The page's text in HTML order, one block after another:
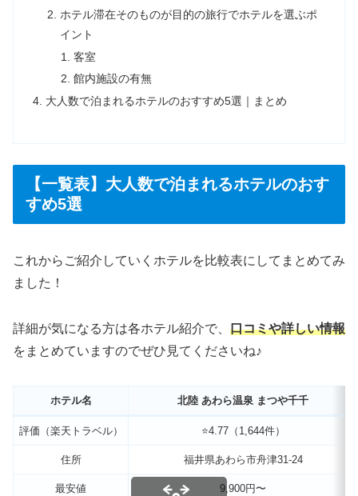
ホテル滞在そのものが目的の旅行でホテルを選ぶポ
イント
客室
館内施設の有無
大人数で泊まれるホテルのおすすめ5選｜まとめ
【一覧表】大人数で泊まれるホテルのおす
すめ5選
これからご紹介していくホテルを比較表にしてまとめてみ
ました！
詳細が気になる方は各ホテル紹介で、 口コミや詳しい情報
をまとめていますのでぜひ見てくださいね♪
ホテル名 北陸 あわら温泉 まつや千千
評価（楽天トラベル） ⭐️4.77（1,644件）
住所 福井県あわら市舟津31-24
最安値 9,900円〜